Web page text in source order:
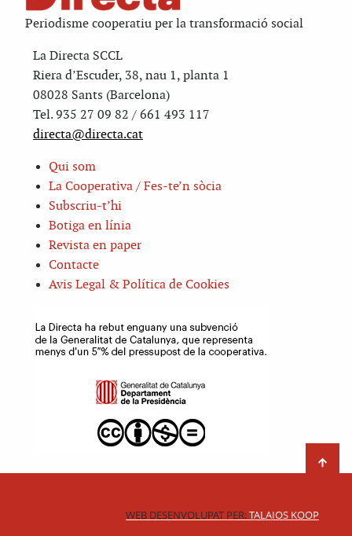
Periodisme cooperatiu per la transformació social
La Directa SCCL
Riera d’Escuder, 38, nau 1, planta 1
08028 Sants (Barcelona)
Tel. 935 27 09 82 / 661 493 117
directa@directa.cat
Qui som
La Cooperativa / Fes-te’n sòcia
Subscriu-t’hi
Botiga en línia
Revista en paper
Contacte
Avis Legal & Política de Cookies
WEB DESENVOLUPAT PER:TALAIOS KOOP